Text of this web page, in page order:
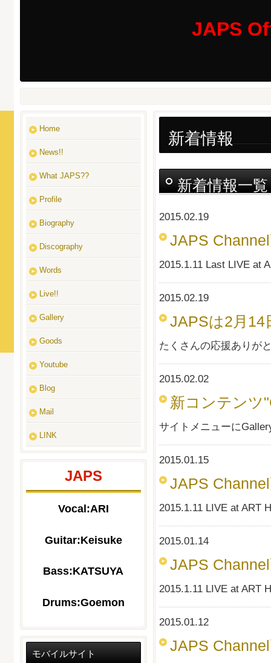
JAPS
新着情報
新着情報一覧
2015.02.19
JAPS
2015.1.11 Last LIVE at
2015.02.19
JAPSは2月14
たくさんの応援ありが
2015.02.02
新コンテンツ
サイトメニューに
2015.01.15
JAPS
2015.1.11 LIVE at ART
2015.01.14
JAPS
2015.1.11 LIVE at ART
2015.01.12
JAPS
Home
News!!
What JAPS??
Profile
Biography
Discography
Words
Live!!
Gallery
Goods
Youtube
Blog
Mail
LINK
JAPS
Vocal:ARI
Guitar:Keisuke
Bass:KATSUYA
Drums:Goemon
モバイルサイト